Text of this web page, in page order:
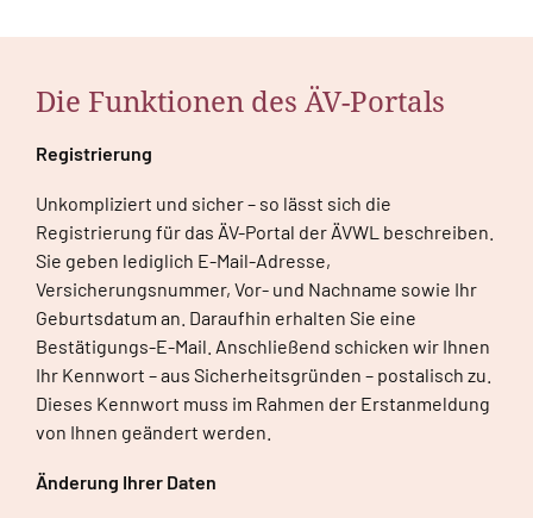
Die Funktionen des ÄV-Portals
Registrierung
Unkompliziert und sicher – so lässt sich die
Registrierung für das ÄV-Portal der ÄVWL beschreiben.
Sie geben lediglich E-Mail-Adresse,
Versicherungsnummer, Vor- und Nachname sowie Ihr
Geburtsdatum an. Daraufhin erhalten Sie eine
Bestätigungs-E-Mail. Anschließend schicken wir Ihnen
Ihr Kennwort – aus Sicherheitsgründen – postalisch zu.
Dieses Kennwort muss im Rahmen der Erstanmeldung
von Ihnen geändert werden.
Änderung Ihrer Daten